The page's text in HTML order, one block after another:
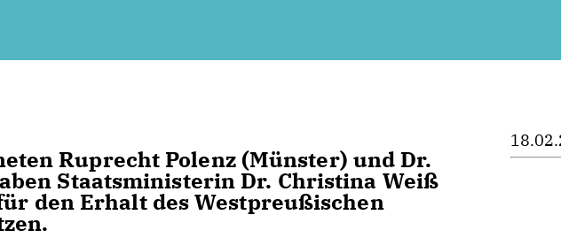
Ruprecht Polenz (Münster) und Dr.
Staatsministerin Dr. Christina Weiß
den Erhalt des Westpreußischen